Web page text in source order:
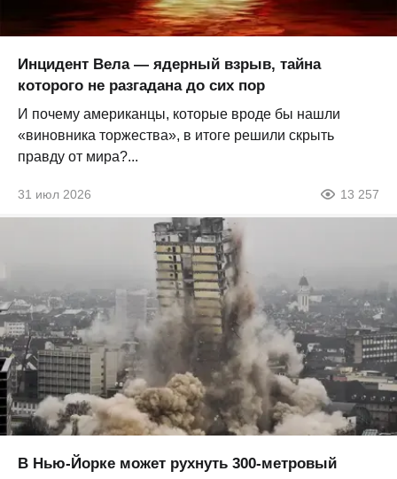
Инцидент Вела — ядерный взрыв, тайна
которого не разгадана до сих пор
И почему американцы, которые вроде бы нашли
«виновника торжества», в итоге решили скрыть
правду от мира?...
31 июл 2026 13 257
В Нью-Йорке может рухнуть 300-метровый